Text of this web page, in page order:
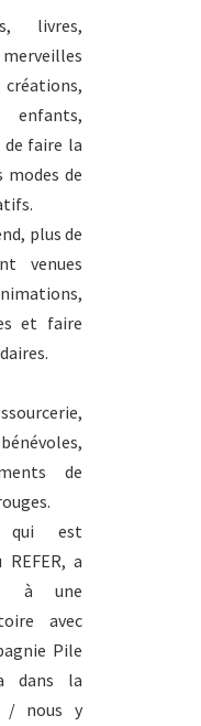
livres,
de faire la
modes de
plus de
venues
et faire
de
qui est
a
à une
avec
Pile
dans la
/ nous y